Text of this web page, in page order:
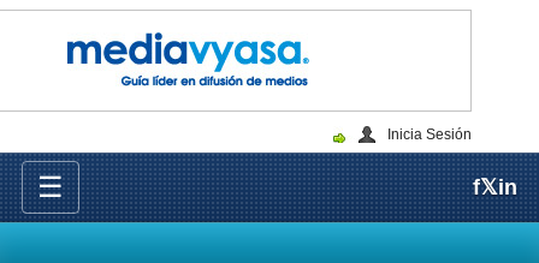
Inicia Sesión
☰ f𝕏in